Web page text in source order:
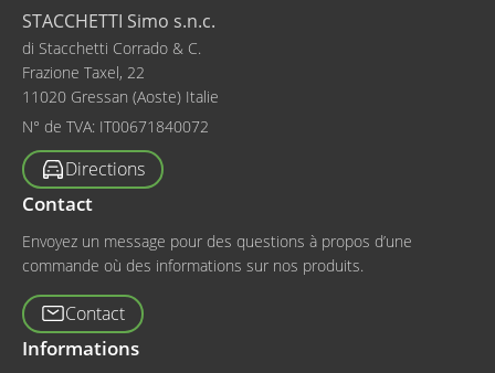
STACCHETTI Simo s.n.c.
di Stacchetti Corrado & C.
Frazione Taxel, 22
11020 Gressan (Aoste) Italie
N° de TVA: IT00671840072
Directions
Contact
Envoyez un message pour des questions à propos d’une
commande où des informations sur nos produits.
Contact
Informations